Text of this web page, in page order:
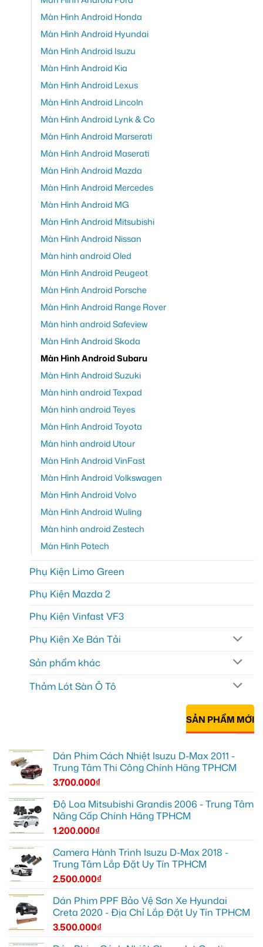
Màn Hình Android Honda
Màn Hình Android Hyundai
Màn Hình Android Isuzu
Màn Hình Android Kia
Màn Hình Android Lexus
Màn Hình Android Lincoln
Màn Hình Android Lynk & Co
Màn Hình Android Marserati
Màn Hình Android Maserati
Màn Hình Android Mazda
Màn Hình Android Mercedes
Màn Hình Android MG
Màn Hình Android Mitsubishi
Màn Hình Android Nissan
Màn hình android Oled
Màn Hình Android Peugeot
Màn Hình Android Porsche
Màn Hình Android Range Rover
Màn hình android Safeview
Màn Hình Android Skoda
Màn Hình Android Subaru
Màn Hình Android Suzuki
Màn hình android Texpad
Màn hình android Teyes
Màn Hình Android Toyota
Màn hình android Utour
Màn Hình Android VinFast
Màn Hình Android Volkswagen
Màn Hình Android Volvo
Màn Hình Android Wuling
Màn hình android Zestech
Màn Hình Potech
Phụ Kiện Limo Green
Phụ Kiện Mazda 2
Phụ Kiện Vinfast VF3
Phụ Kiện Xe Bán Tải
Sản phẩm khác
Thảm Lót Sàn Ô Tô
SẢN PHẨM MỚI
Dán Phim Cách Nhiệt Isuzu D-Max 2011 -
Trung Tâm Thi Công Chính Hãng TPHCM
3.700.000₫
Độ Loa Mitsubishi Grandis 2006 - Trung Tâm
Nâng Cấp Chính Hãng TPHCM
1.200.000₫
Camera Hành Trình Isuzu D-Max 2018 -
Trung Tâm Lắp Đặt Uy Tín TPHCM
2.500.000₫
Dán Phim PPF Bảo Vệ Sơn Xe Hyundai
Creta 2020 - Địa Chỉ Lắp Đặt Uy Tín TPHCM
3.500.000₫